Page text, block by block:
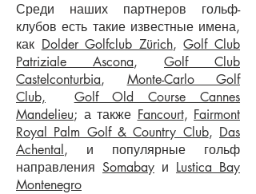
Среди наших партнеров гольф-
клубов есть такие известные имена,
как Dolder Golfclub Zürich,Golf Club
Patriziale Ascona, Golf Club
Castelconturbia, Monte-Carlo Golf
Club,
Golf Old Course Cannes
Mandelieu; а также Fancourt, Fairmont
Royal Palm Golf & Country Club, Das
Achental , и популярные гольф
направления Somabay и Lustica Bay
Montenegro